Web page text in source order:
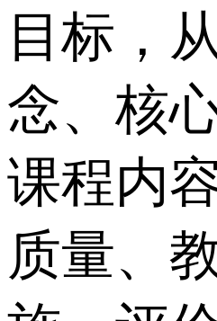
目标，
念、核
课程内
质量、